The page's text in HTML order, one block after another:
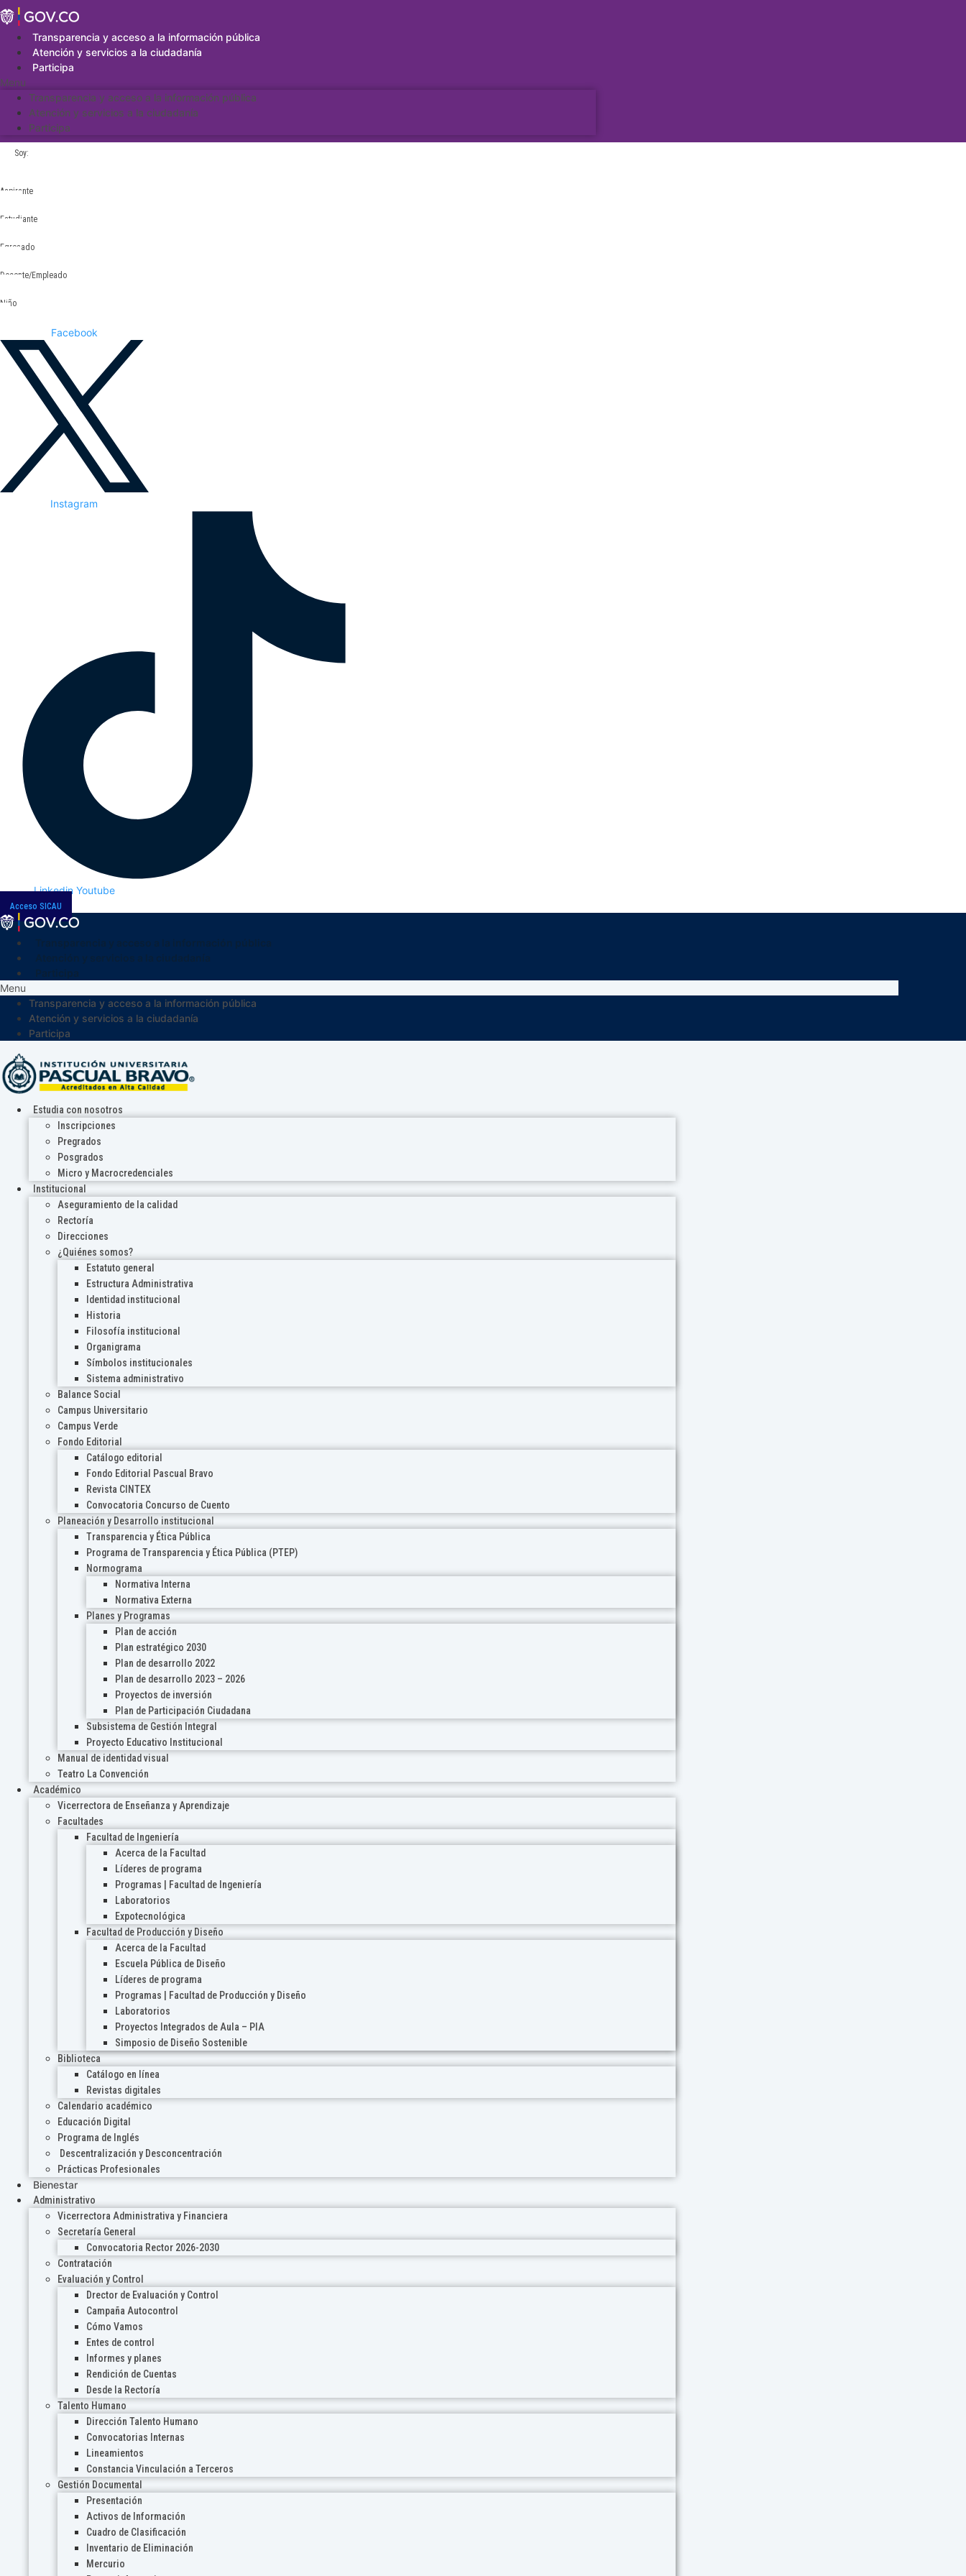
Saltar
al
contenidoTransparencia y acceso a la información pública
Atención y servicios a la ciudadanía
Participa
Menu
Transparencia y acceso a la información pública
Atención y servicios a la ciudadanía
Participa
Soy:
Aspirante
Estudiante
Egresado
Docente/Empleado
Niño
Facebook
Instagram
Linkedin Youtube
Acceso SICAU
Menu
Transparencia y acceso a la información pública
Atención y servicios a la ciudadanía
Participa
Estudia con nosotros
Inscripciones
Pregrados
Posgrados
Micro y Macrocredenciales
Institucional
Aseguramiento de la calidad
Rectoría
Direcciones
¿Quiénes somos?
Estatuto general
Estructura Administrativa
Identidad institucional
Historia
Filosofía institucional
Organigrama
Símbolos institucionales
Sistema administrativo
Balance Social
Campus Universitario
Campus Verde
Fondo Editorial
Catálogo editorial
Fondo Editorial Pascual Bravo
Revista CINTEX
Convocatoria Concurso de Cuento
Planeación y Desarrollo institucional
Transparencia y Ética Pública
Programa de Transparencia y Ética Pública (PTEP)
Normograma
Normativa Interna
Normativa Externa
Planes y Programas
Plan de acción
Plan estratégico 2030
Plan de desarrollo 2022
Plan de desarrollo 2023 – 2026
Proyectos de inversión
Plan de Participación Ciudadana
Subsistema de Gestión Integral
Proyecto Educativo Institucional
Manual de identidad visual
Teatro La Convención
Académico
Vicerrectora de Enseñanza y Aprendizaje
Facultades
Facultad de Ingeniería
Acerca de la Facultad
Líderes de programa
Programas | Facultad de Ingeniería
Laboratorios
Expotecnológica
Facultad de Producción y Diseño
Acerca de la Facultad
Escuela Pública de Diseño
Líderes de programa
Programas | Facultad de Producción y Diseño
Laboratorios
Proyectos Integrados de Aula – PIA
Simposio de Diseño Sostenible
Biblioteca
Catálogo en línea
Revistas digitales
Calendario académico
Educación Digital
Programa de Inglés
Descentralización y Desconcentración
Prácticas Profesionales
Bienestar
Administrativo
Vicerrectora Administrativa y Financiera
Secretaría General
Convocatoria Rector 2026-2030
Contratación
Evaluación y Control
Drector de Evaluación y Control
Campaña Autocontrol
Cómo Vamos
Entes de control
Informes y planes
Rendición de Cuentas
Desde la Rectoría
Talento Humano
Dirección Talento Humano
Convocatorias Internas
Lineamientos
Constancia Vinculación a Terceros
Gestión Documental
Presentación
Activos de Información
Cuadro de Clasificación
Inventario de Eliminación
Mercurio